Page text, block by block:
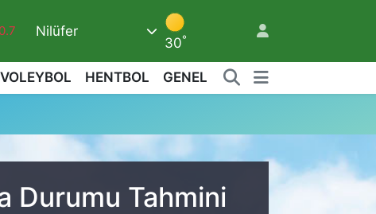
Nilüfer
30°
VOLEYBOL HENTBOL GENEL
Durumu Tahmini